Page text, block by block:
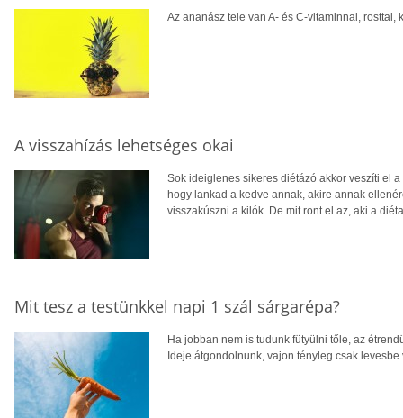
Az ananász tele van A- és C-vitaminnal, rosttal,
A visszahízás lehetséges okai
Sok ideiglenes sikeres diétázó akkor veszíti el
hogy lankad a kedve annak, akire annak
visszakúszni a kilók. De mit ront el az, aki a
Mit tesz a testünkkel napi 1 szál sárgarépa?
Ha jobban nem is tudunk fütyülni tőle, az
Ideje átgondolnunk, vajon tényleg csak